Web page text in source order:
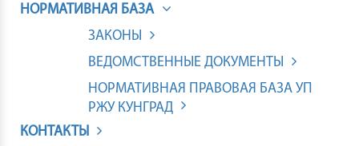
НОРМАТИВНАЯ БАЗА
ЗАКОНЫ
ВЕДОМСТВЕННЫЕ ДОКУМЕНТЫ
НОРМАТИВНАЯ ПРАВОВАЯ БАЗА УП
РЖУ КУНГРАД
КОНТАКТЫ